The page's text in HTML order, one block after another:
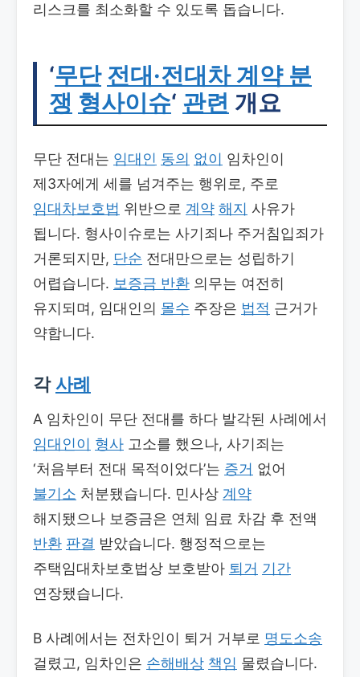
리스크를 최소화할 수 있도록 돕습니다.
‘무단 전대·전대차 계약 분
쟁 형사이슈‘ 관련 개요
무단 전대는 임대인 동의 없이 임차인이
제3자에게 세를 넘겨주는 행위로, 주로
임대차보호법 위반으로 계약 해지 사유가
됩니다. 형사이슈로는 사기죄나 주거침입죄가
거론되지만, 단순 전대만으로는 성립하기
어렵습니다. 보증금 반환 의무는 여전히
유지되며, 임대인의 몰수 주장은 법적 근거가
약합니다.
각사례
A 임차인이 무단 전대를 하다 발각된 사례에서
임대인이 형사 고소를 했으나, 사기죄는
‘처음부터 전대 목적이었다’는 증거 없어
불기소 처분됐습니다. 민사상 계약
해지됐으나 보증금은 연체 임료 차감 후 전액
반환 판결 받았습니다. 행정적으로는
주택임대차보호법상 보호받아 퇴거 기간
연장됐습니다.
B 사례에서는 전차인이 퇴거 거부로 명도소송
걸렸고, 임차인은 손해배상 책임 물렸습니다.